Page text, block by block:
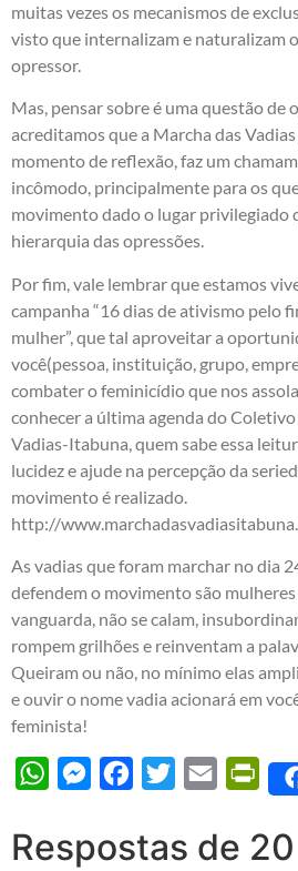
muitas vezes os mecanismos de
visto que internalizam e naturalizam
opressor.
Mas, pensar sobre é uma questão de
acreditamos que a Marcha das
momento de reflexão, faz um
incômodo, principalmente para os
movimento dado o lugar privilegiado
hierarquia das opressões.
Por fim, vale lembrar que estamos
campanha “16 dias de ativismo pelo
mulher”, que tal aproveitar a
você(pessoa, instituição, grupo,
combater o feminicídio que nos
conhecer a última agenda do
Vadias-Itabuna, quem sabe essa
lucidez e ajude na percepção da
movimento é realizado.
http://
As vadias que foram marchar no dia
defendem o movimento são
vanguarda, não se calam,
rompem grilhões e reinventam a
Queiram ou não, no mínimo elas
e ouvir o nome vadia acionará em
feminista!
WhatsAppMessengerFacebook
Twitter Email
Respostas de 20